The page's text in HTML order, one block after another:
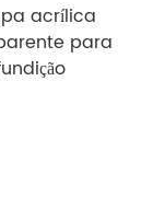
acrílica
para